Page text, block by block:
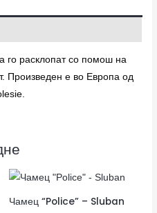
го расклопат со помош на
Произведен е во Европа од
Чамец “Police” – Sluban